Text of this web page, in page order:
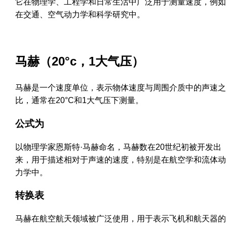
它在物理学、工程学和日常生活中广泛用于测量速度，例如
在交通、空气动力学和科学研究中。
马赫（20°c，1大气压）
马赫是一个速度单位，表示物体速度与周围介质中的声速之
比，通常在20°C和1大气压下测量。
公式为
以物理学家恩斯特·马赫命名，马赫数在20世纪初被开发出
来，用于描述相对于声速的速度，特别是在航空学和流体动
力学中。
转换表
马赫在航空航天领域被广泛使用，用于表示飞机和航天器的